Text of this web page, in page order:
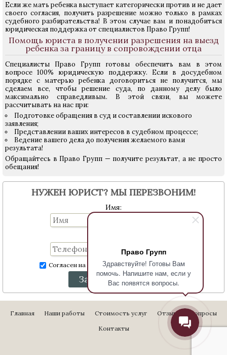
Право Групп
Здравствуйте! Готовы Вам
помочь. Напишите нам, если у
Вас появятся вопросы.
Если же мать ребенка выступает категорически против и не дает
своего согласия, получить разрешение можно только в рамках
судебного разбирательства! В этом случае вам и понадобиться
юридическая поддержка от специалистов Право Групп!
Помощь юриста в получении разрешения на выезд
ребенка за границу в сопровождении отца
Специалисты Право Групп готовы обеспечить вам в этом
вопросе 100% юридическую поддержку. Если в досудебном
порядке с матерью ребенка договориться не получится, мы
сделаем все, чтобы решение суда, по данному делу было
максимально справедливым. В этой связи, вы можете
рассчитывать на нас при:
Подготовке обращения в суд и составлении искового
заявления;
Представлении ваших интересов в судебном процессе;
Ведение вашего дела до получения желаемого вами
результата!
Обращайтесь в Право Групп — получите результат, а не просто
обещания!
НУЖЕН ЮРИСТ? МЫ ПЕРЕЗВОНИМ!
Имя:
Согласен на обработку персональных данных
Заказать звонок
Главная Наши работы Стоимость услуг Отзывы
Вопросы
Контакты